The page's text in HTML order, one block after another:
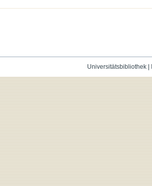
Universitätsbibliothek|